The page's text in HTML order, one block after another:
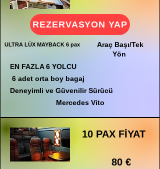
REZERVASYON YAP
ULTRA LÜX MAYBACK 6 pax
Araç Başı/Tek
Yön
EN FAZLA 6 YOLCU
6 adet orta boy bagaj
Deneyimli ve Güvenilir Sürücü
Mercedes Vito
10 PAX FİYAT
80 €